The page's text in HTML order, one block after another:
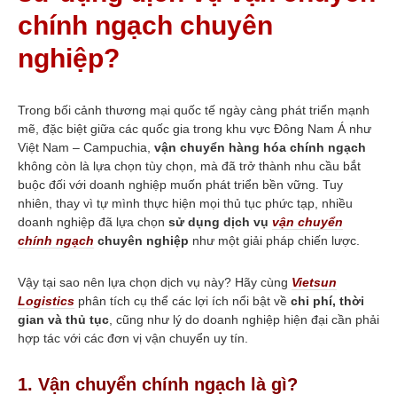
Chuyển hàng đi Campuchia tại
Đồng Nai
Chuyển phát nhanh Quốc tế
Dịch vụ thuế và hải quan
Vận tải đường hàng không
Dịch vụ vận tải đường biển
Tin tức
Những thay đổi quan trọng
Nam – Campuchia năm 2025
Vietsun Logistics có gì khác
biệt trong vận chuyển?
Hướng dẫn thủ tục hải quan khi
Các loại hàng hóa phổ biến
chính ngạch chuyên
nghiệp?
Trong bối cảnh thương mại quốc tế ngày càng phát triển mạnh
mẽ, đặc biệt giữa các quốc gia trong khu vực Đông Nam Á như
Việt Nam – Campuchia, vận chuyển hàng hóa chính ngạch
không còn là lựa chọn tùy chọn, mà đã trở thành nhu cầu bắt
buộc đối với doanh nghiệp muốn phát triển bền vững. Tuy
nhiên, thay vì tự mình thực hiện mọi thủ tục phức tạp, nhiều
doanh nghiệp đã lựa chọn sử dụng dịch vụ vận chuyển
chính ngạch chuyên nghiệp như một giải pháp chiến lược.
Vậy tại sao nên lựa chọn dịch vụ này? Hãy cùng Vietsun
Logistics phân tích cụ thể các lợi ích nổi bật về chi phí, thời
gian và thủ tục , cũng như lý do doanh nghiệp hiện đại cần phải
hợp tác với các đơn vị vận chuyển uy tín.
1. Vận chuyển chính ngạch là gì?